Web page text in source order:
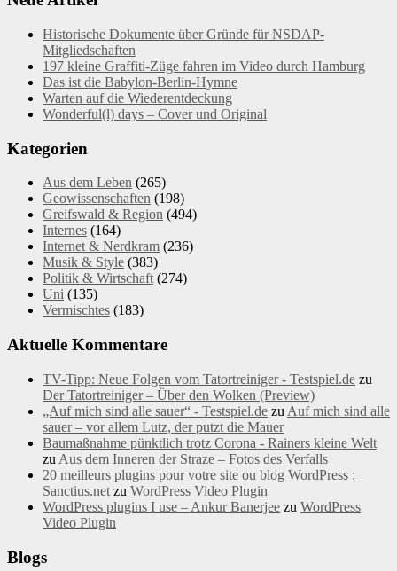
Historische Dokumente über Gründe für NSDAP-
Mitgliedschaften
197 kleine Graffiti-Züge fahren im Video durch Hamburg
Das ist die Babylon-Berlin-Hymne
Warten auf die Wiederentdeckung
Wonderful(l) days – Cover und Original
Kategorien
Aus dem Leben (265)
Geowissenschaften (198)
Greifswald & Region (494)
Internes (164)
Internet & Nerdkram (236)
Musik & Style (383)
Politik & Wirtschaft(274)
Uni (135)
Vermischtes (183)
Aktuelle Kommentare
TV-Tipp: Neue Folgen vom Tatortreiniger - Testspiel.de zu
Der Tatortreiniger – Über den Wolken (Preview)
„Auf mich sind alle sauer“ - Testspiel.de zu Auf mich sind alle
sauer – vor allem Lutz, der putzt die Mauer
Baumaßnahme pünktlich trotz Corona - Rainers kleine Welt
zu Aus dem Inneren der Straze – Fotos des Verfalls
20 meilleurs plugins pour votre site ou blog WordPress :
Sanctius.net zu WordPress Video Plugin
WordPress plugins I use – Ankur Banerjee zu WordPress
Video Plugin
Blogs